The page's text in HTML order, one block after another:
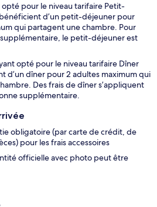
opté pour le niveau tarifaire Petit-
d’un petit-déjeuner pour
qui partagent une chambre. Pour
le petit-déjeuner est
opté pour le niveau tarifaire Dîner
d’un dîner pour 2 adultes maximum qui
Des frais de dîner s’appliquent
supplémentaire.
obligatoire (par carte de crédit, de
pour les frais accessoires
officielle avec photo peut être